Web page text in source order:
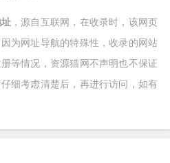
，源自互联网，在收录时，该网页
为网址导航的特殊性，收录的网站
等情况，资源猫网不声明也不保证
细考虑清楚后，再进行访问，如有